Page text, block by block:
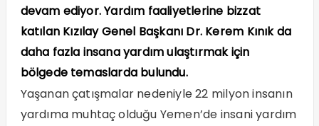
devam ediyor. Yardım faaliyetlerine bizzat
katılan Kızılay Genel Başkanı Dr. Kerem Kınık da
daha fazla insana yardım ulaştırmak için
bölgede temaslarda bulundu.
Yaşanan çatışmalar nedeniyle 22 milyon insanın
yardıma muhtaç olduğu Yemen’de insani yardım